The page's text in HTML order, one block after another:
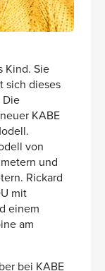
Kind. Sie
sich dieses
Die
KABE
von
und
Rickard
mit
einem
am
bei KABE